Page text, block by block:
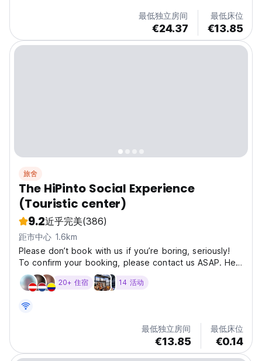
最低独立房间
€24.37
最低床位
€13.85
旅舍
The HiPinto Social Experience
(Touristic center)
9.2近乎完美(386)
距市中心 1.6km
Please don’t book with us if you’re boring, seriously!
To confirm your booking, please contact us ASAP. Hey
we're Mau and Maria, the managers of this Hostel and
we set ourselves a mission to show the world how
20+ 住宿 14 活动
最低独立房间
€13.85
最低床位
€0.14